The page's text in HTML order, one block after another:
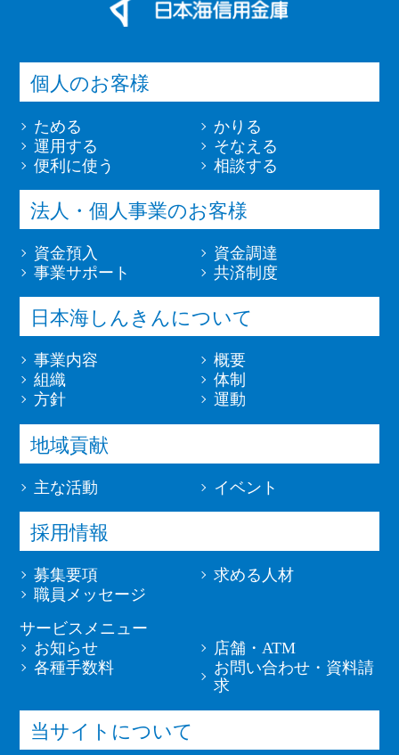
個人のお客様
ためる
かりる
運用する
そなえる
便利に使う
相談する
法人・個人事業のお客様
資金預入
資金調達
事業サポート
共済制度
日本海しんきんについて
事業内容
概要
組織
体制
方針
運動
地域貢献
主な活動 イベント
採用情報
募集要項
求める人材
職員メッセージ
サービスメニュー
お知らせ
店舗・ATM
各種手数料
お問い合わせ・資料請
求
当サイトについて